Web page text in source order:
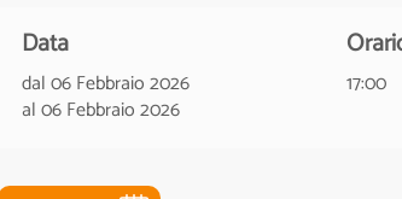
Data
dal 06 Febbraio 2026
al 06 Febbraio 2026
17:00